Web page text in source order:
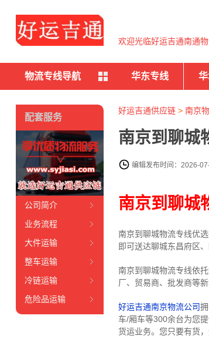
欢迎光临好运吉通南通物
物流专线导航 华东专线
好运吉通供应链> 南京
南京到聊城
编辑发布时间：2026-
南京到聊城
南京到聊城物流专线优
即可送达聊城东昌府区
南京到聊城物流专线依
厂、贸易商、批发商等
好运吉通南京物流公司
车/厢车等300余台为您
货运业务。 您只要有货
配套服务
公司简介
业务流程
大件运输
整车运输
冷链运输
危险品运输